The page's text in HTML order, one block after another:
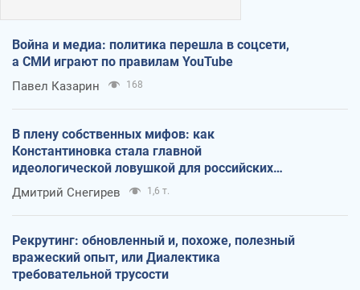
Война и медиа: политика перешла в соцсети,
а СМИ играют по правилам YouTube
Павел Казарин 168
В плену собственных мифов: как
Константиновка стала главной
идеологической ловушкой для российских
оккупантов
Дмитрий Снегирев 1,6 т.
Рекрутинг: обновленный и, похоже, полезный
вражеский опыт, или Диалектика
требовательной трусости